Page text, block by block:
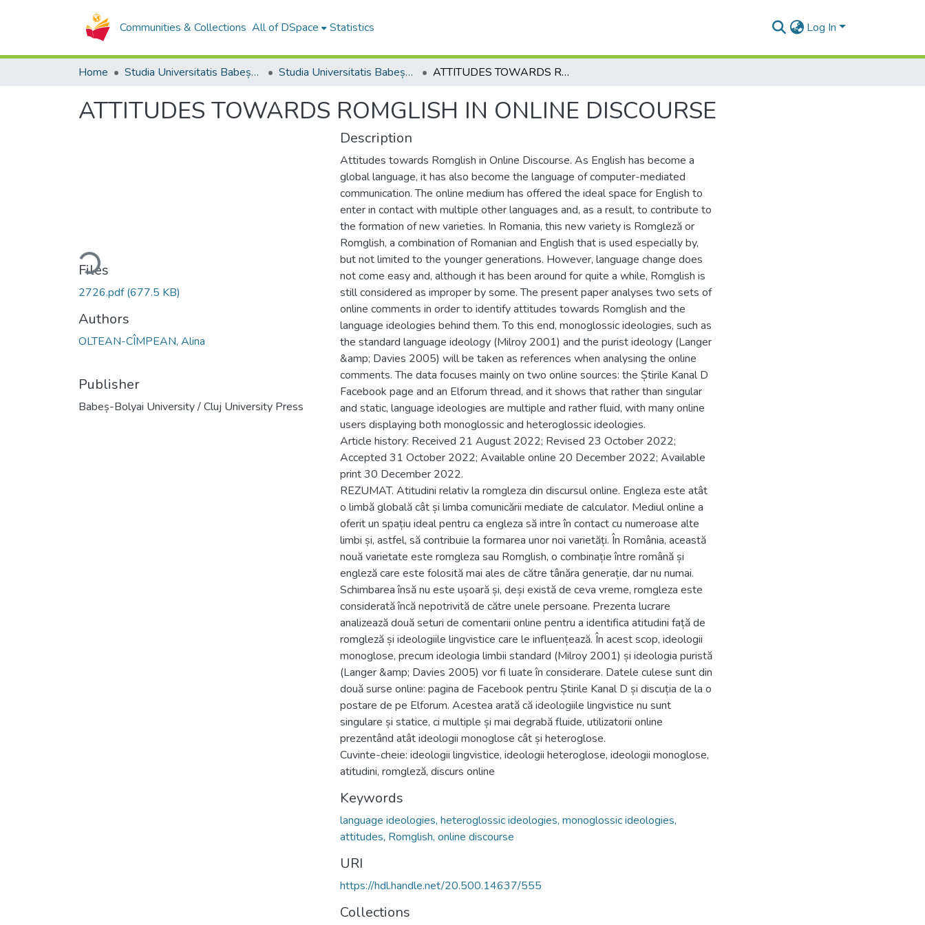
Communities & Collections All of DSpace Statistics Log In
Home Studia Universitatis Babeș-Bolyai Collection Studia Universitatis Babeș-Bolyai Philologia ATTITUDES TOWARDS ROMGLISH IN ONLINE DISCOURSE
ATTITUDES TOWARDS ROMGLISH IN ONLINE DISCOURSE
Loading...
Files
2726.pdf(677.5 KB)
Authors
OLTEAN-CÎMPEAN, Alina
Publisher
Babeș-Bolyai University / Cluj University Press
Description
Attitudes towards Romglish in Online Discourse. As English has become a
global language, it has also become the language of computer-mediated
communication. The online medium has offered the ideal space for English to
enter in contact with multiple other languages and, as a result, to contribute to
the formation of new varieties. In Romania, this new variety is Romgleză or
Romglish, a combination of Romanian and English that is used especially by,
but not limited to the younger generations. However, language change does
not come easy and, although it has been around for quite a while, Romglish is
still considered as improper by some. The present paper analyses two sets of
online comments in order to identify attitudes towards Romglish and the
language ideologies behind them. To this end, monoglossic ideologies, such as
the standard language ideology (Milroy 2001) and the purist ideology (Langer
&amp; Davies 2005) will be taken as references when analysing the online
comments. The data focuses mainly on two online sources: the Știrile Kanal D
Facebook page and an Elforum thread, and it shows that rather than singular
and static, language ideologies are multiple and rather fluid, with many online
users displaying both monoglossic and heteroglossic ideologies.
Article history: Received 21 August 2022; Revised 23 October 2022;
Accepted 31 October 2022; Available online 20 December 2022; Available
print 30 December 2022.
REZUMAT. Atitudini relativ la romgleza din discursul online. Engleza este atât
o limbă globală cât și limba comunicării mediate de calculator. Mediul online a
oferit un spațiu ideal pentru ca engleza să intre în contact cu numeroase alte
limbi și, astfel, să contribuie la formarea unor noi varietăți. În România, această
nouă varietate este romgleza sau Romglish, o combinație între română și
engleză care este folosită mai ales de către tânăra generație, dar nu numai.
Schimbarea însă nu este ușoară și, deși există de ceva vreme, romgleza este
considerată încă nepotrivită de către unele persoane. Prezenta lucrare
analizează două seturi de comentarii online pentru a identifica atitudini față de
romgleză și ideologiile lingvistice care le influențează. În acest scop, ideologii
monoglose, precum ideologia limbii standard (Milroy 2001) și ideologia puristă
(Langer &amp; Davies 2005) vor fi luate în considerare. Datele culese sunt din
două surse online: pagina de Facebook pentru Știrile Kanal D și discuția de la o
postare de pe Elforum. Acestea arată că ideologiile lingvistice nu sunt
singulare și statice, ci multiple și mai degrabă fluide, utilizatorii online
prezentând atât ideologii monoglose cât și heteroglose.
Cuvinte-cheie: ideologii lingvistice, ideologii heteroglose, ideologii monoglose,
atitudini, romgleză, discurs online
Keywords
language ideologies, heteroglossic ideologies, monoglossic ideologies,
attitudes, Romglish, online discourse
URI
https://hdl.handle.net/20.500.14637/555
Collections